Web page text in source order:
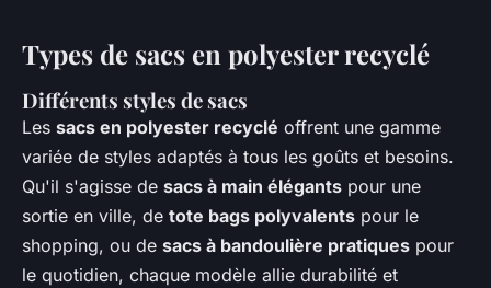
Types de sacs en polyester recyclé
Différents styles de sacs
Les sacs en polyester recyclé offrent une gamme
variée de styles adaptés à tous les goûts et besoins.
Qu'il s'agisse de sacs à main élégants pour une
sortie en ville, de tote bags polyvalents pour le
shopping, ou de sacs à bandoulière pratiques pour
le quotidien, chaque modèle allie durabilité et